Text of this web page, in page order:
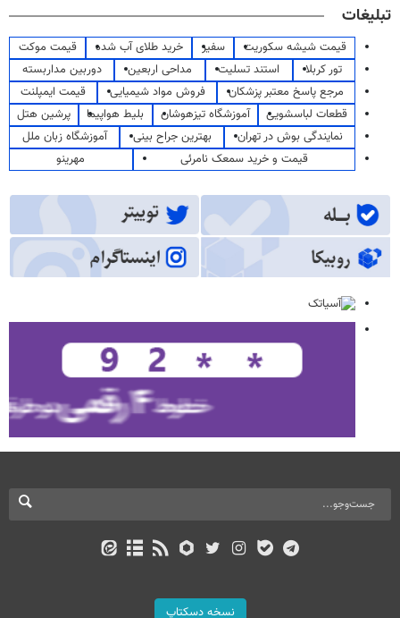
تبلیغات
قیمت شیشه سکوریت سفیر خرید طلای آب شده
قیمت موکت
تور کربلا
استند تسلیت مداحی اربعین
دوربین مداربسته
مرجع پاسخ معتبر پزشکان
فروش مواد شیمیایی
قیمت ایمپلنت
قطعات لباسشویی
آموزشگاه تیزهوشان بلیط هواپیما
پرشین هتل
نمایندگی بوش در تهران
بهترین جراح بینی
آموزشگاه زبان ملل
قیمت و خرید سمعک نامرئی
مهرینو
نسخه دسکتاپ